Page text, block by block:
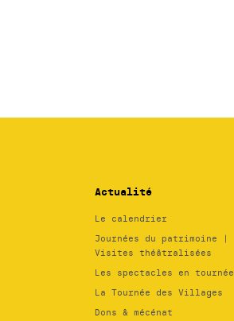
Actualité
Le calendrier
Journées du patrimoine |
Visites théâtralisées
Les spectacles en tournée
La Tournée des Villages
Dons & mécénat